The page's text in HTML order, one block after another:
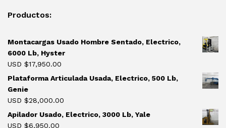
Productos:
Montacargas Usado Hombre Sentado, Electrico,
6000 Lb, Hyster
USD $17,950.00
Plataforma Articulada Usada, Electrico, 500 Lb,
Genie
USD $28,000.00
Apilador Usado, Electrico, 3000 Lb, Yale
USD $6,950.00